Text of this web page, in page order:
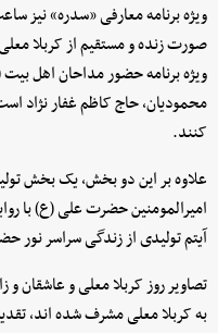
صورت زنده و مستقیم از کربلا
ویژه برنامه حضور مداحان اهل
محمودیان، حاج کاظم غفار نژاد
کنند.
علاوه بر این دو بخش، یک بخش
امیرالمومنین حضرت علی (ع) با
آیتم تولیدی از زندگی سراسر
تصاویر روز کربلا معلی و عاشقان و
به کربلا معلی مشرف شده اند،